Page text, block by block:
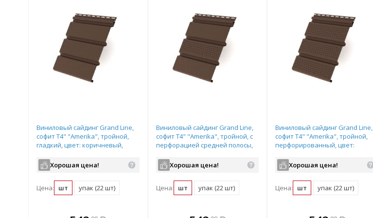
Виниловый сайдинг Grand Line,
софит T4" "Amerika", тройной,
гладкий, цвет: коричневый,
Хорошая цена!
Цена: шт упак (22 шт)
Виниловый сайдинг Grand Line,
софит T4" "Amerika", тройной, с
перфорацией средней полосы,
3,0*0,305м
Хорошая цена!
Цена: шт упак (22 шт)
Виниловый сайдинг Grand Line,
софит T4" "Amerika", тройной,
перфорированный, цвет:
Хорошая цена!
Цена: шт упак (22 шт)